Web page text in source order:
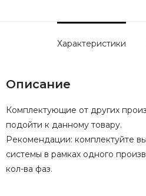
Характеристики
Описание
Комплектующие от других
подойти к данному товару.
Рекомендации: комплектуйте
системы в рамках одного
кол-ва фаз.